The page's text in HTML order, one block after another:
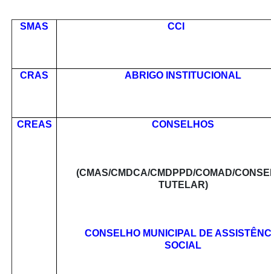
SMAS CCI
CRAS ABRIGO INSTITUCIONAL
CREAS CONSELHOS
(CMAS/CMDCA/CMDPPD/COMAD/
TUTELAR)
CONSELHO MUNICIPAL DE
SOCIAL